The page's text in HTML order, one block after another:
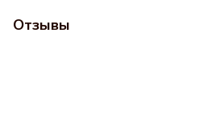
Отзывы